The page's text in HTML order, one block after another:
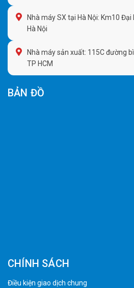
Nhà máy SX tại Hà Nội: Km10
Hà Nội
Nhà máy sản xuất: 115C đường
TP HCM
BẢN ĐỒ
CHÍNH SÁCH
Điều kiện giao dịch chung